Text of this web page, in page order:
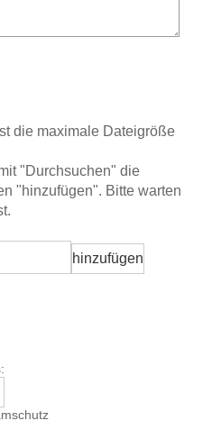
die maximale Dateigröße
"Durchsuchen" die
"hinzufügen". Bitte warten